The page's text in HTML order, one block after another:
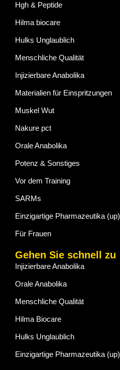
Hgh & Peptide
Hilma biocare
Hulks Unglaublich
Menschliche Qualität
Injizierbare Anabolika
Materialien für Einspritzungen
Muskel Wut
Nakure pct
Orale Anabolika
Potenz & Sonstiges
Vor dem Training
SARMs
Einzigartige Pharmazeutika (up)
Für Frauen
Gehen Sie schnell zu
Injizierbare Anabolika
Orale Anabolika
Menschliche Qualität
Hilma Biocare
Hulks Unglaublich
Einzigartige Pharmazeutika (up)